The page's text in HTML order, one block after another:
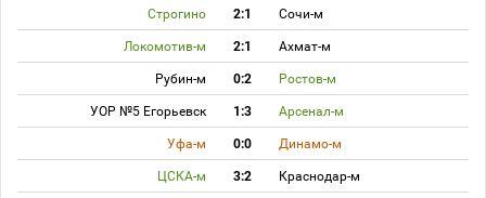
Строгино 2:1 Сочи-м
Локомотив-м 2:1 Ахмат-м
Рубин-м 0:2 Ростов-м
УОР №5 Егорьевск 1:3 Арсенал-м
Уфа-м 0:0 Динамо-м
ЦСКА-м 3:2 Краснодар-м